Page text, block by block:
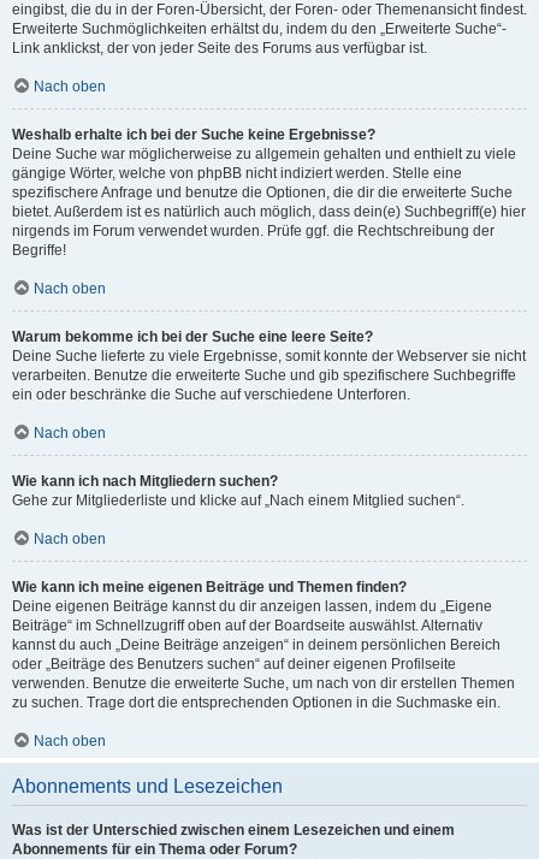
eingibst, die du in der Foren-Übersicht, der Foren- oder Themenansicht findest.
Erweiterte Suchmöglichkeiten erhältst du, indem du den „Erweiterte Suche“-
Link anklickst, der von jeder Seite des Forums aus verfügbar ist.
Nach oben
Weshalb erhalte ich bei der Suche keine Ergebnisse?
Deine Suche war möglicherweise zu allgemein gehalten und enthielt zu viele
gängige Wörter, welche von phpBB nicht indiziert werden. Stelle eine
spezifischere Anfrage und benutze die Optionen, die dir die erweiterte Suche
bietet. Außerdem ist es natürlich auch möglich, dass dein(e) Suchbegriff(e) hier
nirgends im Forum verwendet wurden. Prüfe ggf. die Rechtschreibung der
Begriffe!
Nach oben
Warum bekomme ich bei der Suche eine leere Seite?
Deine Suche lieferte zu viele Ergebnisse, somit konnte der Webserver sie nicht
verarbeiten. Benutze die erweiterte Suche und gib spezifischere Suchbegriffe
ein oder beschränke die Suche auf verschiedene Unterforen.
Nach oben
Wie kann ich nach Mitgliedern suchen?
Gehe zur Mitgliederliste und klicke auf „Nach einem Mitglied suchen“.
Nach oben
Wie kann ich meine eigenen Beiträge und Themen finden?
Deine eigenen Beiträge kannst du dir anzeigen lassen, indem du „Eigene
Beiträge“ im Schnellzugriff oben auf der Boardseite auswählst. Alternativ
kannst du auch „Deine Beiträge anzeigen“ in deinem persönlichen Bereich
oder „Beiträge des Benutzers suchen“ auf deiner eigenen Profilseite
verwenden. Benutze die erweiterte Suche, um nach von dir erstellen Themen
zu suchen. Trage dort die entsprechenden Optionen in die Suchmaske ein.
Nach oben
Abonnements und Lesezeichen
Was ist der Unterschied zwischen einem Lesezeichen und einem
Abonnements für ein Thema oder Forum?